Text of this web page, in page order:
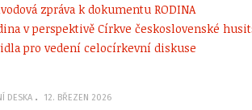
zpráva k dokumentu RODINA
v perspektivě Církve československé
pro vedení celocírkevní diskuse
DESKA 12. BŘEZEN 2026